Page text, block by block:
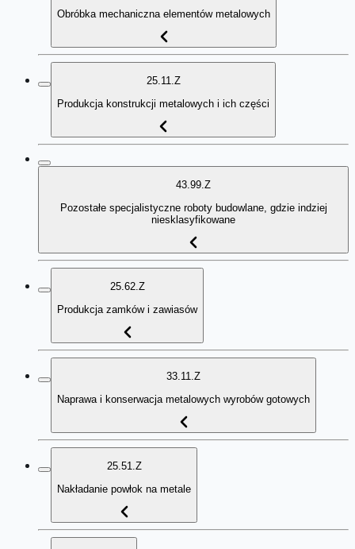
Obróbka mechaniczna elementów metalowych
25.11.Z
Produkcja konstrukcji metalowych i ich części
43.99.Z
Pozostałe specjalistyczne roboty budowlane, gdzie indziej
niesklasyfikowane
25.62.Z
Produkcja zamków i zawiasów
33.11.Z
Naprawa i konserwacja metalowych wyrobów gotowych
25.51.Z
Nakładanie powłok na metale